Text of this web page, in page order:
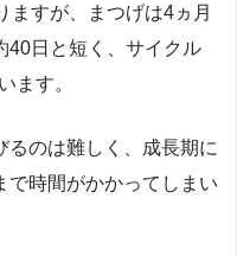
ますが、まつげは4ヵ月
40日と短く、サイクル
ます。
るのは難しく、成長期に
で時間がかかってしまい